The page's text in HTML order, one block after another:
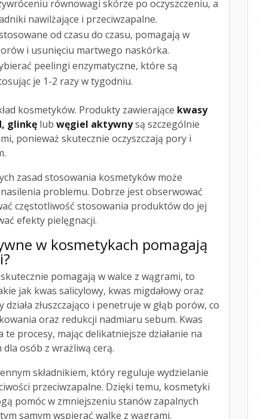
równowagi skórze po oczyszczeniu, a
nawilżające i przeciwzapalne.
od czasu do czasu, pomagają w
i usunięciu martwego naskórka.
peelingi enzymatyczne, które są
je 1-2 razy w tygodniu.
kosmetyków. Produkty zawierające kwasy
glinkę lub węgiel aktywnysą szczególnie
ponieważ skutecznie oczyszczają pory i
zasad stosowania kosmetyków może
problemu. Dobrze jest obserwować
częstotliwość stosowania produktów do jej
efekty pielęgnacji.
w kosmetykach pomagają
pomagają w walce z wągrami, to
jak kwas salicylowy, kwas migdałowy oraz
działa złuszczająco i penetruje w głąb porów, co
oraz redukcji nadmiaru sebum. Kwas
te procesy, mając delikatniejsze działanie na
osób z wrażliwą cerą.
składnikiem, który reguluje wydzielanie
przeciwzapalne. Dzięki temu, kosmetyki
pomóc w zmniejszeniu stanów zapalnych
samym wspierać walkę z wągrami.